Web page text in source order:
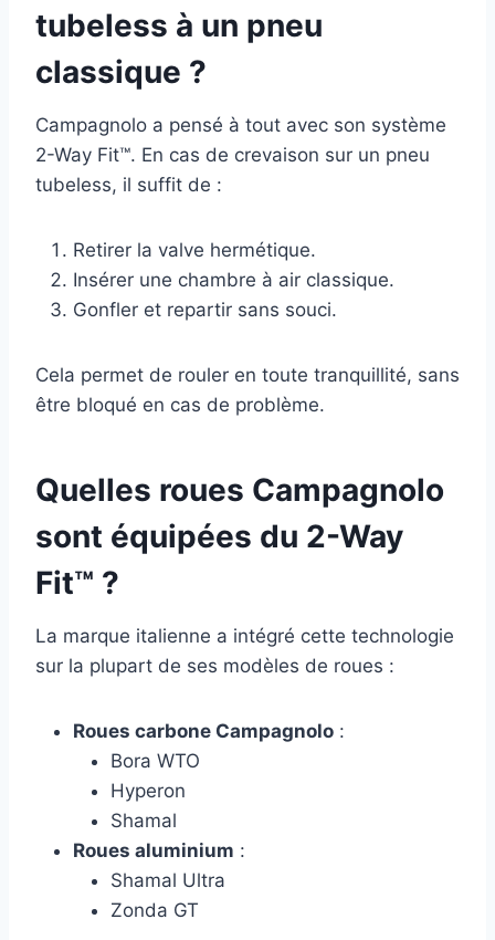
tubeless à un pneu
classique ?
Campagnolo a pensé à tout avec son système
2-Way Fit™. En cas de crevaison sur un pneu
tubeless, il suffit de :
Retirer la valve hermétique.
Insérer une chambre à air classique.
Gonfler et repartir sans souci.
Cela permet de rouler en toute tranquillité, sans
être bloqué en cas de problème.
Quelles roues Campagnolo
sont équipées du 2-Way
Fit™ ?
La marque italienne a intégré cette technologie
sur la plupart de ses modèles de roues :
Roues carbone Campagnolo :
Bora WTO
Hyperon
Shamal
Roues aluminium :
Shamal Ultra
Zonda GT